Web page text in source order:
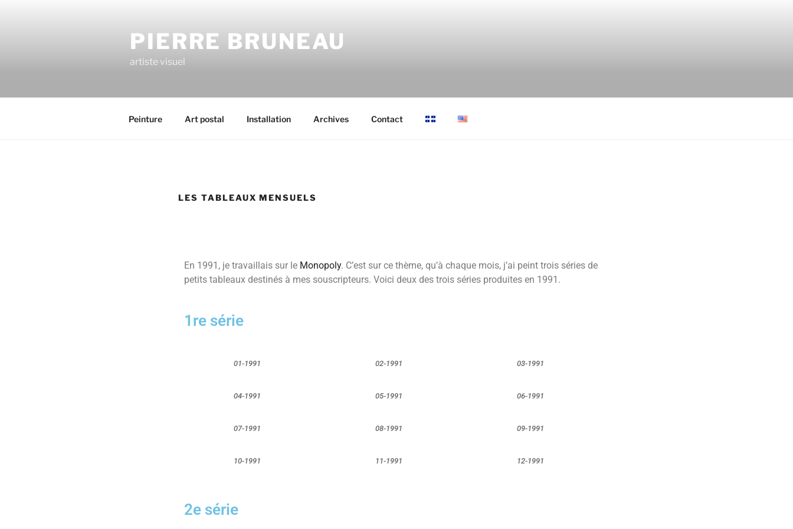
PIERRE BRUNEAU
artiste visuel
Peinture Art postal Installation Archives Contact
LES TABLEAUX MENSUELS
En 1991, je travaillais sur le Monopoly. C’est sur ce thème, qu’à chaque mois, j’ai peint trois séries de
petits tableaux destinés à mes souscripteurs. Voici deux des trois séries produites en 1991.
1re série
01-1991 02-1991 03-1991
04-1991 05-1991 06-1991
07-1991 08-1991 09-1991
10-1991 11-1991 12-1991
2e série